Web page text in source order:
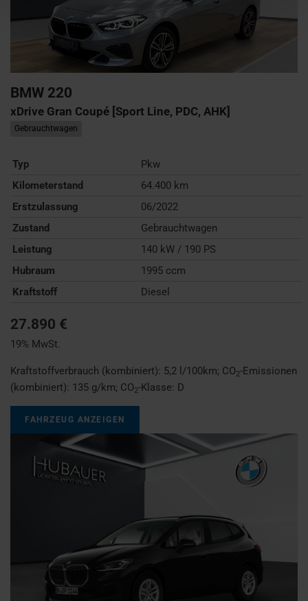
BMW 220
xDrive Gran Coupé [Sport Line, PDC, AHK]
Gebrauchtwagen
Typ
Pkw
Kilometerstand
64.400 km
Erstzulassung
06/2022
Zustand
Gebrauchtwagen
Leistung
140 kW / 190 PS
Hubraum
1995 ccm
Kraftstoff
Diesel
27.890 €
19% MwSt.
Kraftstoffverbrauch (kombiniert): 5,2 l/100km; CO2-Emissionen
(kombiniert): 135 g/km; CO2-Klasse: D
FAHRZEUG ANZEIGEN